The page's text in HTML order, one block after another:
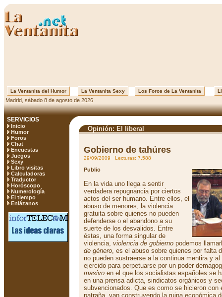
La Ventanita del Humor La Ventanita Sexy Los Foros de La Ventanita
Madrid, sábado 8 de agosto de 2026
SERVICIOS
Inicio
Humor
Foros
Chat
Encuestas
Juegos
Sexy
Libro visitas
Calculadoras
Traductor
Horóscopo
Numerología
El tiempo
Enlázanos
Opinión: El liberal
Gobierno de tahúres
29/09/2009 Lecturas: 7.588
Publio
En la vida uno llega a sentir
verdadera repugnancia por ciertos
actos del ser humano. Entre ellos, el
abuso de menores, la violencia
gratuita sobre quienes no pueden
defenderse o el abandono a su
suerte de los desvalidos. Entre
éstas, una forma singular de
violencia, violencia de gobierno podemos
de género, es el abuso sobre quienes por falta
no pueden sustraerse a la continua mentira y al
ejercido para perpetuarse por un poder
masivo en el que los socialistas españoles se
en una prensa adicta, sindicatos orgánicos y
subvencionados. Que es como se hicieron con
patraña, van construyendo la ruina económica